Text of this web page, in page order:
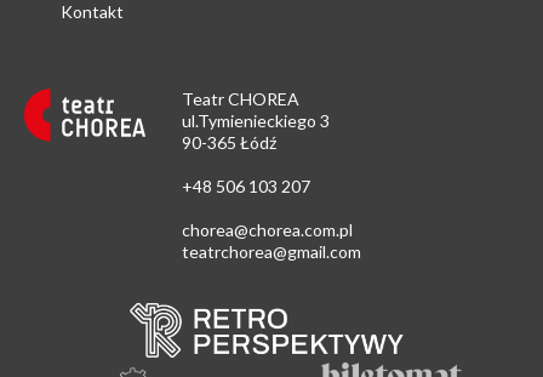
Teatr CHOREA
ul.Tymienieckiego 3
90-365 Łódź
+48 506 103 207
chorea@chorea.com.pl
teatrchorea@gmail.com
Kontakt